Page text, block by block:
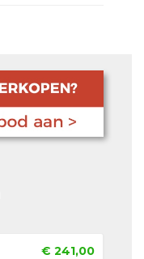
€ 241,00